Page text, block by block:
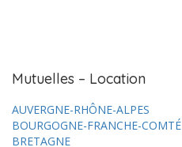
Mutuelles – Location
AUVERGNE-RHÔNE-ALPES
BOURGOGNE-FRANCHE-COMTÉ
BRETAGNE